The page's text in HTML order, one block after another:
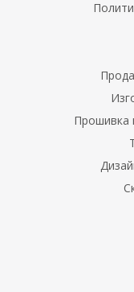
Прошивка